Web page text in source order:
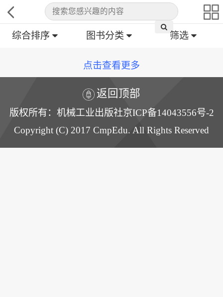
综合排序 图书分类 筛选
点击查看更多
返回顶部
版权所有：机械工业出版社京ICP备14043556号-2
Copyright (C) 2017 CmpEdu. All Rights Reserved